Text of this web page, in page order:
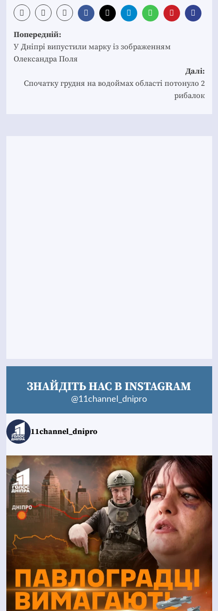
Post
navigation
Попередній:
У Дніпрі випустили марку із зображенням
Олександра Поля
Далі:
Спочатку грудня на водоймах області потонуло 2
рибалок
ЗНАЙДІТЬ НАС В INSTAGRAM
@11channel_dnipro
11channel_dnipro